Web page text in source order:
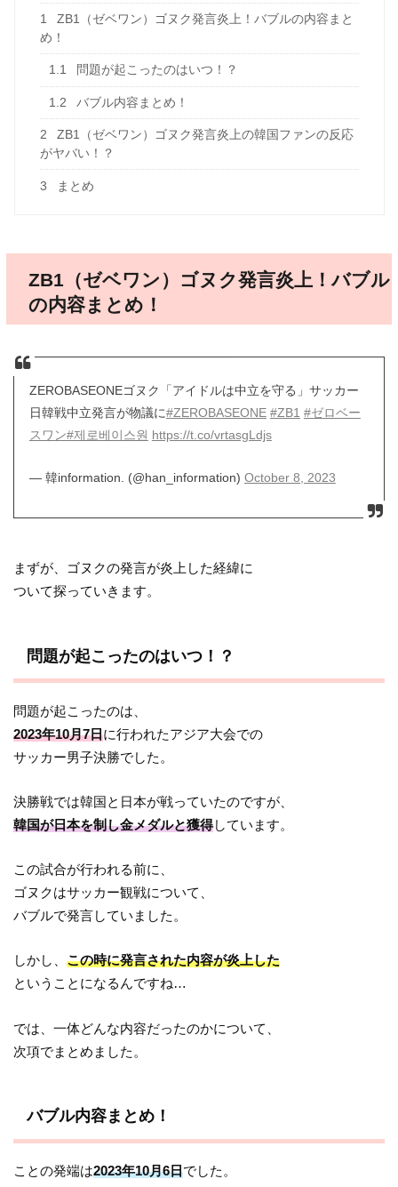
1
ZB1（ゼベワン）ゴヌク発言炎上！バブルの内容まと
め！
1.1 問題が起こったのはいつ！？
1.2 バブル内容まとめ！
2
ZB1（ゼベワン）ゴヌク発言炎上の韓国ファンの反応
がヤバい！？
3 まとめ
ZB1（ゼベワン）ゴヌク発言炎上！バブル
の内容まとめ！
ZEROBASEONEゴヌク「アイドルは中立を守る」サッカー
日韓戦中立発言が物議に#ZEROBASEONE #ZB1 #ゼロベー
スワン#제로베이스원 https://t.co/vrtasgLdjs
— 韓information. (@han_information) October 8, 2023
まずが、ゴヌクの発言が炎上した経緯に
ついて探っていきます。
問題が起こったのはいつ！？
問題が起こったのは、
2023年10月7日に行われたアジア大会での
サッカー男子決勝でした。
決勝戦では韓国と日本が戦っていたのですが、
韓国が日本を制し金メダルと獲得しています。
この試合が行われる前に、
ゴヌクはサッカー観戦について、
バブルで発言していました。
しかし、この時に発言された内容が炎上した
ということになるんですね…
では、一体どんな内容だったのかについて、
次項でまとめました。
バブル内容まとめ！
ことの発端は2023年10月6日でした。